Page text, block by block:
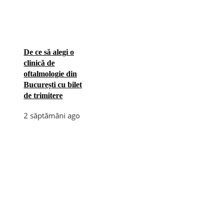
De ce să alegi o
clinică de
oftalmologie din
București cu bilet
de trimitere
2 săptămâni ago